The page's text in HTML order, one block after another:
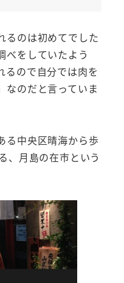
るのは初めてでした
べをしていたよう
るので自分では肉を
なのだと言っていま
る中央区晴海から歩
、月島の在市という